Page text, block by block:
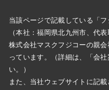
当該ページで記載している「
（本社：福岡県北九州市、代
株式会社マスクフジコーの親
っています。（詳細は、「会
い。）
また、当社ウェブサイトに記